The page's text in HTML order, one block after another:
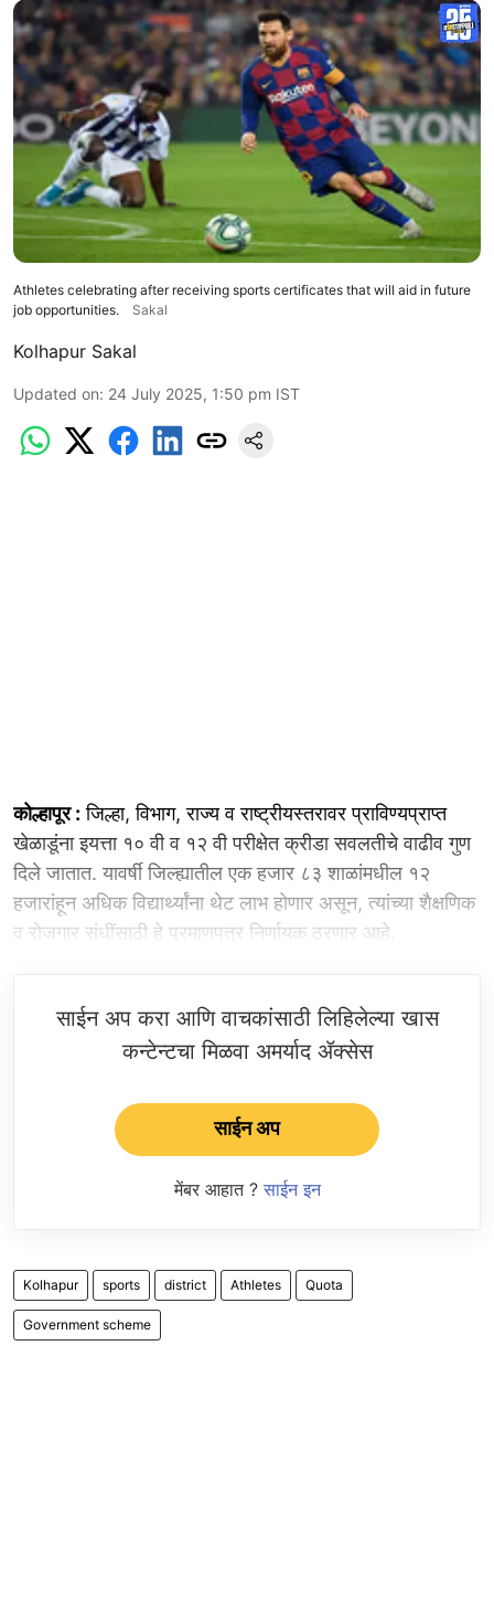
Athletes celebrating after receiving sports certificates that will aid in future
job opportunities.
Sakal
Kolhapur Sakal
Updated on: 24 July 2025, 1:50 pm IST
कोल्हापूर : जिल्हा, विभाग, राज्य व राष्ट्रीयस्तरावर प्राविण्यप्राप्त
खेळाडूंना इयत्ता १० वी व १२ वी परीक्षेत क्रीडा सवलतीचे वाढीव गुण
दिले जातात. यावर्षी जिल्ह्यातील एक हजार ८३ शाळांमधील १२
हजारांहून अधिक विद्यार्थ्यांना थेट लाभ होणार असून, त्यांच्या शैक्षणिक
व रोजगार संधींसाठी हे प्रमाणपत्र निर्णायक ठरणार आहे.
साईन अप करा आणि वाचकांसाठी लिहिलेल्या खास
कन्टेन्टचा मिळवा अमर्याद ॲक्सेस
साईन अप
मेंबर आहात ? साईन इन
Kolhapur sports district Athletes Quota
Government scheme